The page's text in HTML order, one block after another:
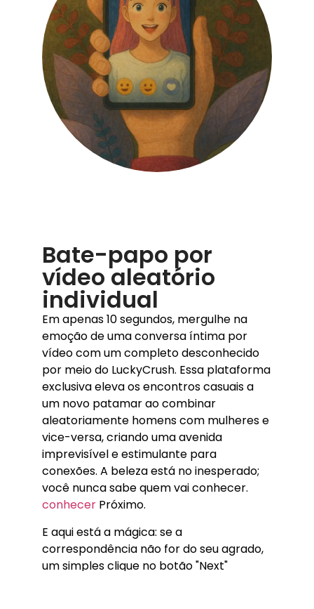
Bate-papo por
vídeo aleatório
individual
Em apenas 10 segundos, mergulhe na
emoção de uma conversa íntima por
vídeo com um completo desconhecido
por meio do LuckyCrush. Essa plataforma
exclusiva eleva os encontros casuais a
um novo patamar ao combinar
aleatoriamente homens com mulheres e
vice-versa, criando uma avenida
imprevisível e estimulante para
conexões. A beleza está no inesperado;
você nunca sabe quem vai conhecer.
conhecer Próximo.
E aqui está a mágica: se a
correspondência não for do seu agrado,
um simples clique no botão "Next"